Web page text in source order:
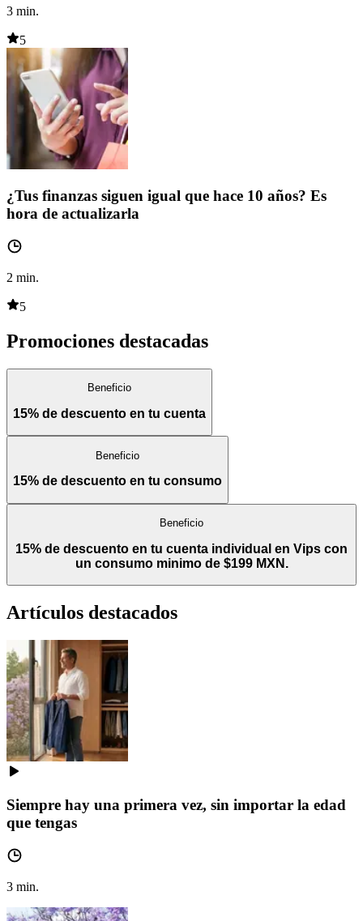
3 min.
5
¿Tus finanzas siguen igual que hace 10 años? Es
hora de actualizarla
2 min.
5
Promociones destacadas
Beneficio
15% de descuento en tu cuenta
Beneficio
15% de descuento en tu consumo
Beneficio
15% de descuento en tu cuenta individual en Vips con
un consumo minimo de $199 MXN.
Artículos destacados
Siempre hay una primera vez, sin importar la edad
que tengas
3 min.